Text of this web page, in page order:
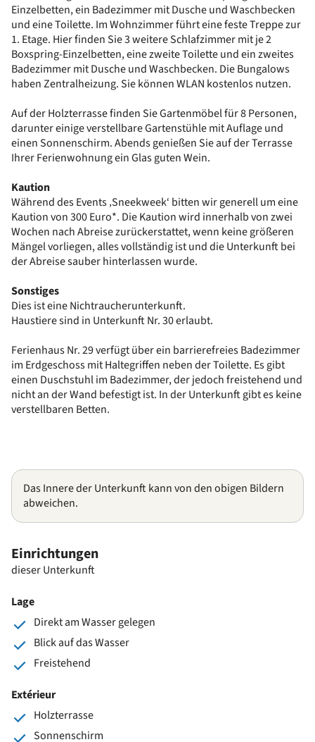
Einzelbetten, ein Badezimmer mit Dusche und Waschbecken
und eine Toilette. Im Wohnzimmer führt eine feste Treppe zur
1. Etage. Hier finden Sie 3 weitere Schlafzimmer mit je 2
Boxspring-Einzelbetten, eine zweite Toilette und ein zweites
Badezimmer mit Dusche und Waschbecken. Die Bungalows
haben Zentralheizung. Sie können WLAN kostenlos nutzen.
Auf der Holzterrasse finden Sie Gartenmöbel für 8 Personen,
darunter einige verstellbare Gartenstühle mit Auflage und
einen Sonnenschirm. Abends genießen Sie auf der Terrasse
Ihrer Ferienwohnung ein Glas guten Wein.
Kaution
Während des Events ‚Sneekweek‘ bitten wir generell um eine
Kaution von 300 Euro*. Die Kaution wird innerhalb von zwei
Wochen nach Abreise zurückerstattet, wenn keine größeren
Mängel vorliegen, alles vollständig ist und die Unterkunft bei
der Abreise sauber hinterlassen wurde.
Sonstiges
Dies ist eine Nichtraucherunterkunft.
Haustiere sind in Unterkunft Nr. 30 erlaubt.
Ferienhaus Nr. 29 verfügt über ein barrierefreies Badezimmer
im Erdgeschoss mit Haltegriffen neben der Toilette. Es gibt
einen Duschstuhl im Badezimmer, der jedoch freistehend und
nicht an der Wand befestigt ist. In der Unterkunft gibt es keine
verstellbaren Betten.
Das Innere der Unterkunft kann von den obigen Bildern
abweichen.
Einrichtungen
dieser Unterkunft
Lage
Direkt am Wasser gelegen
Blick auf das Wasser
Freistehend
Extérieur
Holzterrasse
Sonnenschirm